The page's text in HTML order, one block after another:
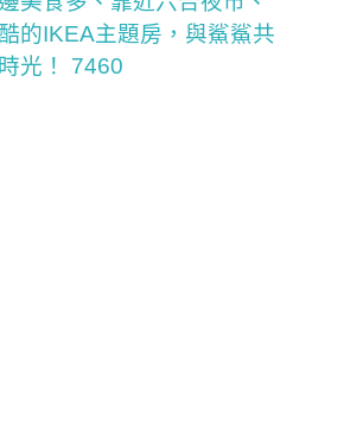
的IKEA主題房，與鯊鯊共
光！ 7460